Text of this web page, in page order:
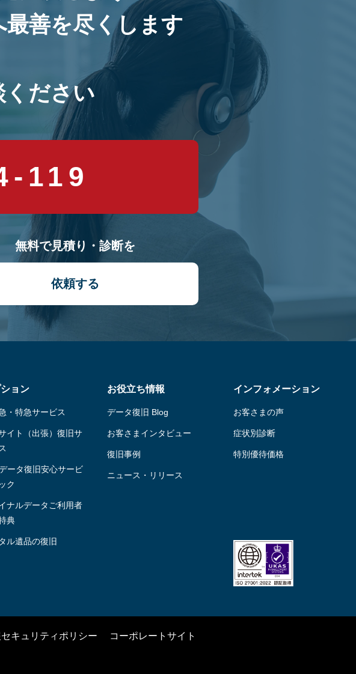
善を尽くします
ください
119
無料で見積り・診断を
依頼する
ョン
・特急サービス
イト（出張）復旧サ
ータ復旧安⼼サービ
ク
ナルデータご利⽤者
典
ル遺品の復旧
お役立ち情報
データ復旧 Blog
お客さまインタビュー
復旧事例
ニュース・リリース
インフォメーション
お客さまの声
症状別診断
特別優待価格
キュリティポリシー コーポレートサイト